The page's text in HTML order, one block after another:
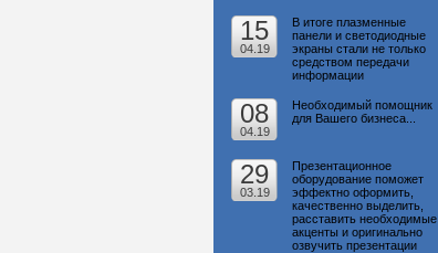
15
04.19
В итоге плазменные
панели и светодиодные
экраны стали не только
средством передачи
информации
08
04.19
Необходимый помощник
для Вашего бизнеса...
29
03.19
Презентационное
оборудование поможет
эффектно оформить,
качественно выделить,
расставить необходимые
акценты и оригинально
озвучить презентации